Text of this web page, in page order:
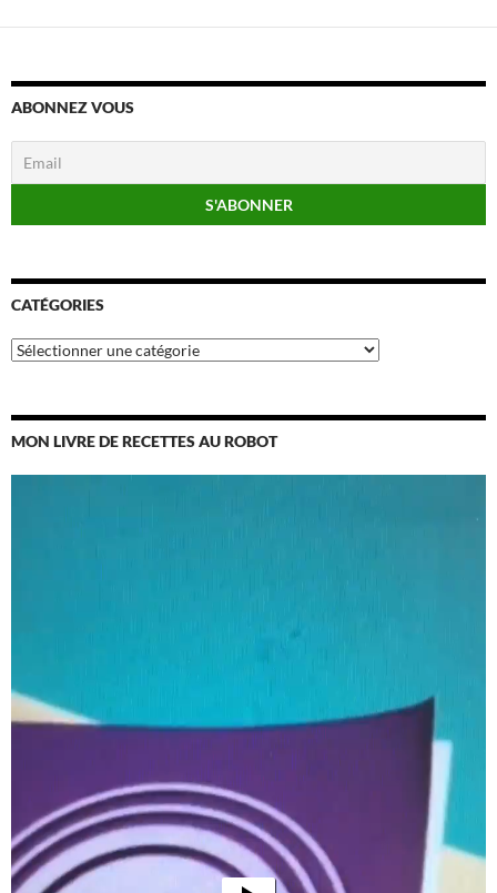
ABONNEZ VOUS
CATÉGORIES
Catégories
MON LIVRE DE RECETTES AU ROBOT